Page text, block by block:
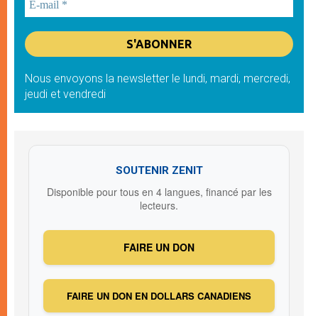
Nous envoyons la newsletter le lundi, mardi, mercredi,
jeudi et vendredi
SOUTENIR ZENIT
Disponible pour tous en 4 langues, financé par les
lecteurs.
FAIRE UN DON
FAIRE UN DON EN DOLLARS CANADIENS